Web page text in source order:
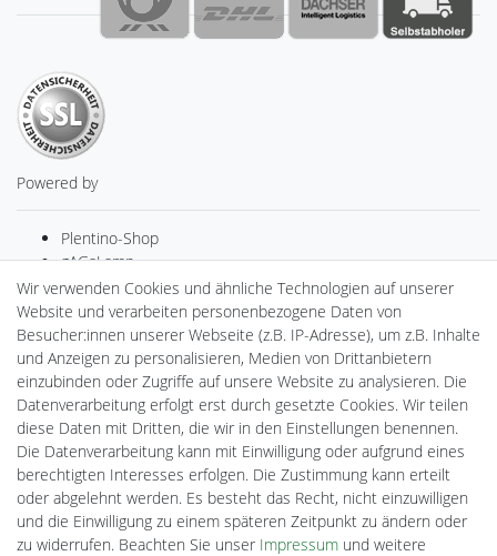
Powered by
Plentino-Shop
gAGaLamp
Drohnenstore24
MeinUSB
Batteriespeicher
PlentiSolar
Gebrauchtlicht
Ledkauf
DEYESOLAR
Lightech Connect
CardanLight Europe
FORTIMO LEDs
Cardanlight-Shop
Wallbox24
Wir verwenden Cookies und ähnliche Technologien auf unserer
Website und verarbeiten personenbezogene Daten von
Besucher:innen unserer Webseite (z.B. IP-Adresse), um z.B. Inhalte
und Anzeigen zu personalisieren, Medien von Drittanbietern
einzubinden oder Zugriffe auf unsere Website zu analysieren. Die
Datenverarbeitung erfolgt erst durch gesetzte Cookies. Wir teilen
diese Daten mit Dritten, die wir in den Einstellungen benennen.
Die Datenverarbeitung kann mit Einwilligung oder aufgrund eines
berechtigten Interesses erfolgen. Die Zustimmung kann erteilt
oder abgelehnt werden. Es besteht das Recht, nicht einzuwilligen
und die Einwilligung zu einem späteren Zeitpunkt zu ändern oder
zu widerrufen. Beachten Sie unser Impressum und weitere